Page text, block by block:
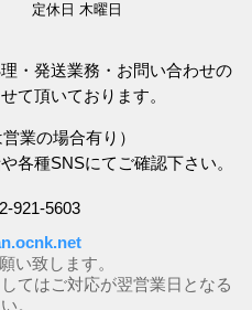
定休日 木曜日
・発送業務・お問い合わせの
て頂いております。
業の場合有り）
各種SNSにてご確認下さい。
921-5603
い致します。
てはご対応が翌営業日となる
い。